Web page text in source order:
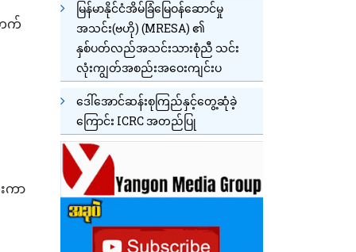
တက်
ကာ
မြန်မာနိုင်ငံအိမ်ခြံမြေဝန်ဆောင်မှု
အသင်း(ဗဟို) (MRESA) ၏
နှစ်ပတ်လည်အသင်းသားစုံညီ သင်း
လုံးကျွတ်အစည်းအဝေးကျင်းပ
ဒေါ်အောင်ဆန်းစုကြည်နှင့်တွေ့ဆုံခဲ့
ကြောင်း ICRC အတည်ပြု